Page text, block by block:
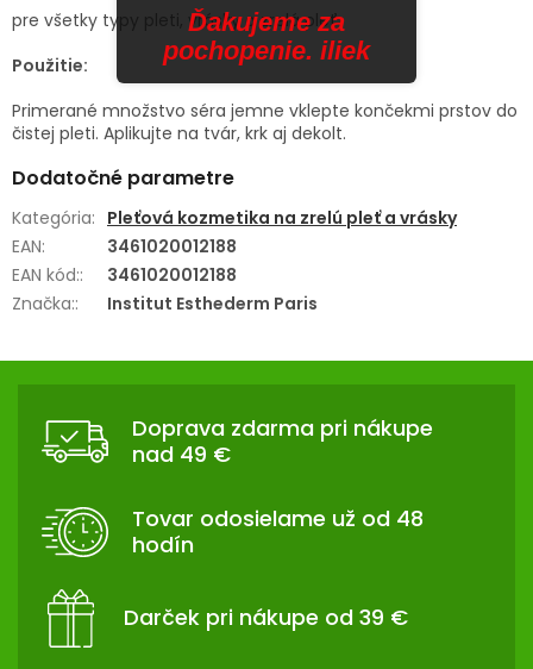
pre všetky typy pleti, vrásky a zrelá pleť
Použitie:
Primerané množstvo séra jemne vklepte končekmi prstov do
čistej pleti. Aplikujte na tvár, krk aj dekolt.
Dodatočné parametre
Kategória: Pleťová kozmetika na zrelú pleť a vrásky
EAN:
3461020012188
EAN kód::
3461020012188
Značka:: Institut Esthederm Paris
Z
Doprava zdarma pri nákupe
nad 49 €
Tovar odosielame už od 48
hodín
Darček pri nákupe od 39 €
Ďakujeme za
pochopenie. iliek